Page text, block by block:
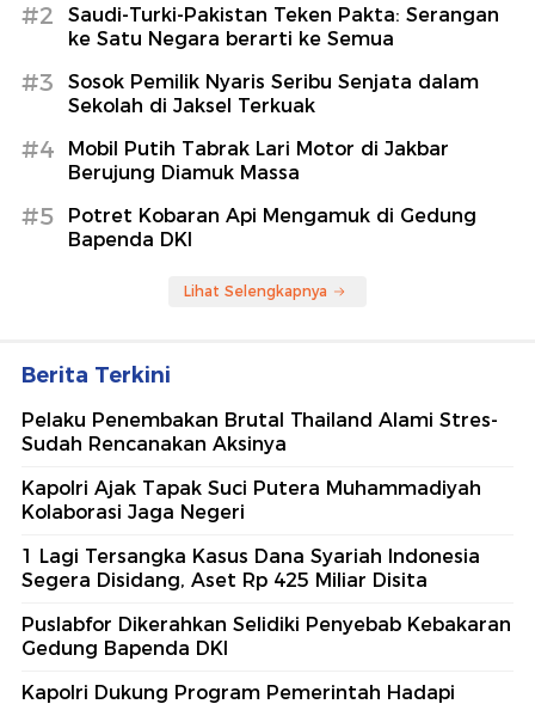
#2
Saudi-Turki-Pakistan Teken Pakta: Serangan
ke Satu Negara berarti ke Semua
#3
Sosok Pemilik Nyaris Seribu Senjata dalam
Sekolah di Jaksel Terkuak
#4
Mobil Putih Tabrak Lari Motor di Jakbar
Berujung Diamuk Massa
#5
Potret Kobaran Api Mengamuk di Gedung
Bapenda DKI
Lihat Selengkapnya
Berita Terkini
Pelaku Penembakan Brutal Thailand Alami Stres-
Sudah Rencanakan Aksinya
Kapolri Ajak Tapak Suci Putera Muhammadiyah
Kolaborasi Jaga Negeri
1 Lagi Tersangka Kasus Dana Syariah Indonesia
Segera Disidang, Aset Rp 425 Miliar Disita
Puslabfor Dikerahkan Selidiki Penyebab Kebakaran
Gedung Bapenda DKI
Kapolri Dukung Program Pemerintah Hadapi